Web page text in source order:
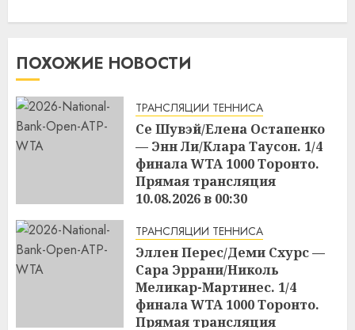
ПОХОЖИЕ НОВОСТИ
ТРАНСЛЯЦИИ ТЕННИСА
Се Шувэй/Елена Остапенко
— Энн Ли/Клара Таусон. 1/4
финала WTA 1000 Торонто.
Прямая трансляция
10.08.2026 в 00:30
ТРАНСЛЯЦИИ ТЕННИСА
Эллен Перес/Деми Схурс —
Сара Эррани/Николь
Меликар-Мартинес. 1/4
финала WTA 1000 Торонто.
Прямая трансляция